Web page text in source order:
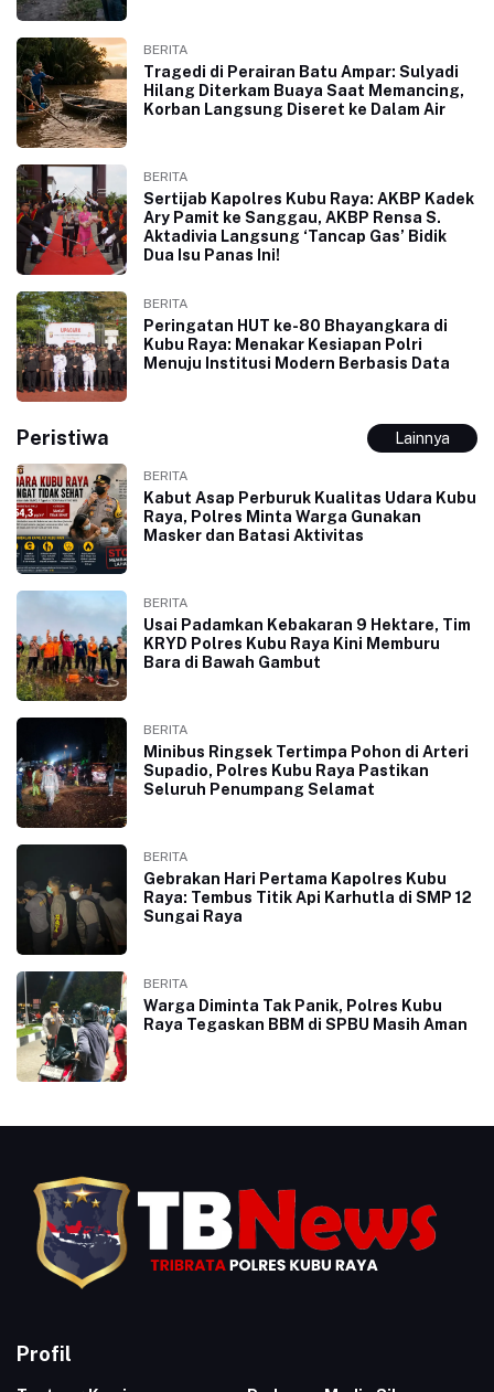
BERITA
Tragedi di Perairan Batu Ampar: Sulyadi
Hilang Diterkam Buaya Saat Memancing,
Korban Langsung Diseret ke Dalam Air
BERITA
Sertijab Kapolres Kubu Raya: AKBP Kadek
Ary Pamit ke Sanggau, AKBP Rensa S.
Aktadivia Langsung ‘Tancap Gas’ Bidik
Dua Isu Panas Ini!
BERITA
Peringatan HUT ke-80 Bhayangkara di
Kubu Raya: Menakar Kesiapan Polri
Menuju Institusi Modern Berbasis Data
Peristiwa Lainnya
BERITA
Kabut Asap Perburuk Kualitas Udara Kubu
Raya, Polres Minta Warga Gunakan
Masker dan Batasi Aktivitas
BERITA
Usai Padamkan Kebakaran 9 Hektare, Tim
KRYD Polres Kubu Raya Kini Memburu
Bara di Bawah Gambut
BERITA
Minibus Ringsek Tertimpa Pohon di Arteri
Supadio, Polres Kubu Raya Pastikan
Seluruh Penumpang Selamat
BERITA
Gebrakan Hari Pertama Kapolres Kubu
Raya: Tembus Titik Api Karhutla di SMP 12
Sungai Raya
BERITA
Warga Diminta Tak Panik, Polres Kubu
Raya Tegaskan BBM di SPBU Masih Aman
Profil